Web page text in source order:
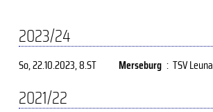
2023/24
So, 22.10.2023, 8.ST Merseburg : TSV Leuna
2021/22